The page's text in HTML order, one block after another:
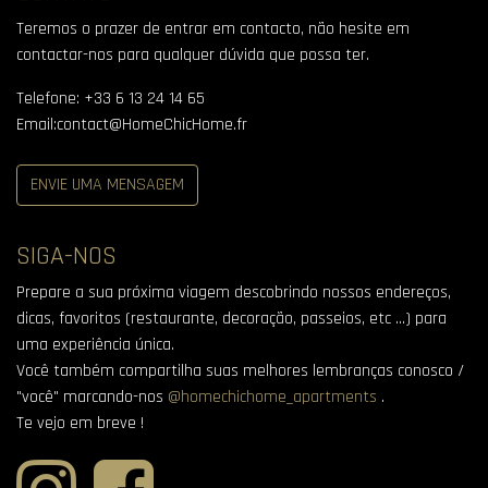
Teremos o prazer de entrar em contacto, não hesite em
contactar-nos para qualquer dúvida que possa ter.
Telefone: +33 6 13 24 14 65
Email:contact@HomeChicHome.fr
ENVIE UMA MENSAGEM
SIGA-NOS
Prepare a sua próxima viagem descobrindo nossos endereços,
dicas, favoritos (restaurante, decoração, passeios, etc ...) para
uma experiência única.
Você também compartilha suas melhores lembranças conosco /
"você" marcando-nos @homechichome_apartments .
Te vejo em breve !